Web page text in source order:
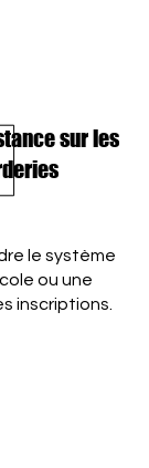
sur les
le système
ou une
inscriptions.